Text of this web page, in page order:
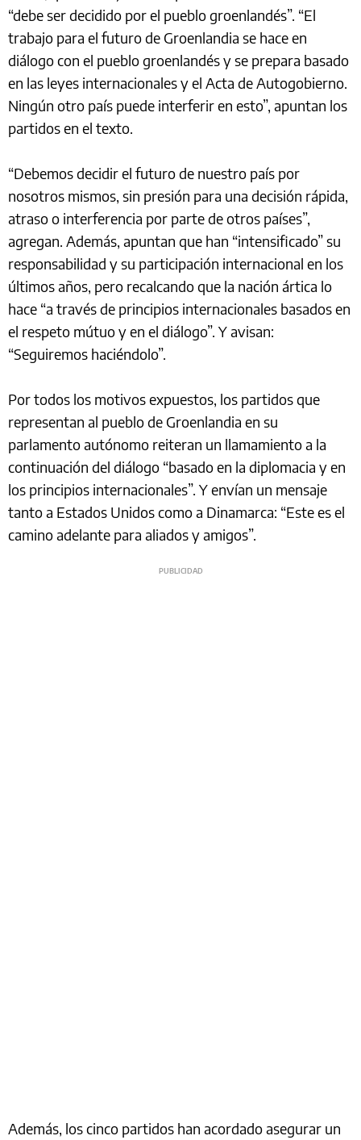
“debe ser decidido por el pueblo groenlandés”. “El
trabajo para el futuro de Groenlandia se hace en
diálogo con el pueblo groenlandés y se prepara basado
en las leyes internacionales y el Acta de Autogobierno.
Ningún otro país puede interferir en esto”, apuntan los
partidos en el texto.
“Debemos decidir el futuro de nuestro país por
nosotros mismos, sin presión para una decisión rápida,
atraso o interferencia por parte de otros países”,
agregan. Además, apuntan que han “intensificado” su
responsabilidad y su participación internacional en los
últimos años, pero recalcando que la nación ártica lo
hace “a través de principios internacionales basados en
el respeto mútuo y en el diálogo”. Y avisan:
“Seguiremos haciéndolo”.
Por todos los motivos expuestos, los partidos que
representan al pueblo de Groenlandia en su
parlamento autónomo reiteran un llamamiento a la
continuación del diálogo “basado en la diplomacia y en
los principios internacionales”. Y envían un mensaje
tanto a Estados Unidos como a Dinamarca: “Este es el
camino adelante para aliados y amigos”.
Además, los cinco partidos han acordado asegurar un